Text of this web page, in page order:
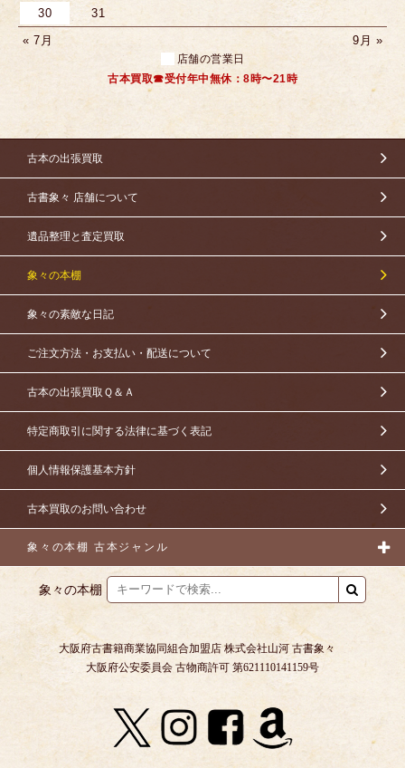
30
31
« 7月
9月 »
店舗の営業日
古本買取☎受付年中無休：8時〜21時
古本の出張買取
古書象々 店舗について
遺品整理と査定買取
象々の本棚
象々の素敵な日記
ご注文方法・お支払い・配送について
古本の出張買取Ｑ＆Ａ
特定商取引に関する法律に基づく表記
個人情報保護基本方針
古本買取のお問い合わせ
象々の本棚 古本ジャンル
象々の本棚
大阪府古書籍商業協同組合加盟店 株式会社山河 古書象々
大阪府公安委員会 古物商許可 第621110141159号